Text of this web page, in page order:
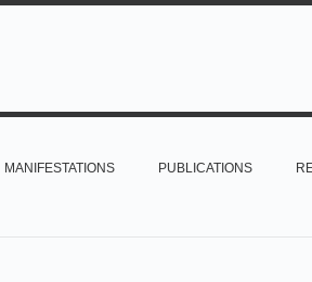
MANIFESTATIONS PUBLICATIONS